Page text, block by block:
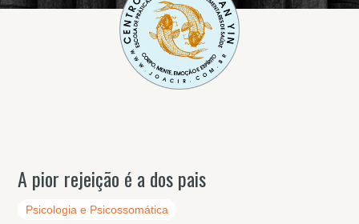
A pior rejeição é a dos pais
Psicologia e Psicossomática